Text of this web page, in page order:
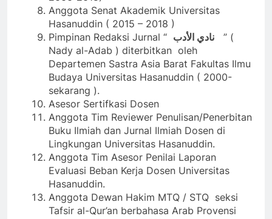
Anggota Senat Akademik Universitas
Hasanuddin ( 2015 – 2018 )
Pimpinan Redaksi Jurnal “ نادي الأدب ” (
Nady al-Adab ) diterbitkan oleh
Departemen Sastra Asia Barat Fakultas Ilmu
Budaya Universitas Hasanuddin ( 2000-
sekarang ).
Asesor Sertifkasi Dosen
Anggota Tim Reviewer Penulisan/Penerbitan
Buku Ilmiah dan Jurnal Ilmiah Dosen di
Lingkungan Universitas Hasanuddin.
Anggota Tim Asesor Penilai Laporan
Evaluasi Beban Kerja Dosen Universitas
Hasanuddin.
Anggota Dewan Hakim MTQ / STQ seksi
Tafsir al-Qur’an berbahasa Arab Provensi